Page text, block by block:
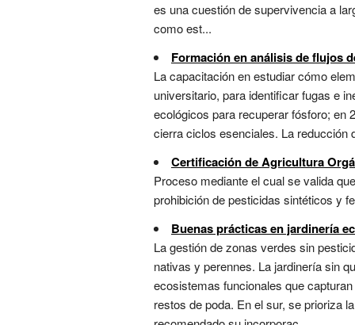
es una cuestión de supervivencia a
como est...
Formación en análisis de flujos
La capacitación en estudiar cómo
universitario, para identificar fugas e
ecológicos para recuperar fósforo; en
cierra ciclos esenciales. La reducción
Certificación de Agricultura
Proceso mediante el cual se valida
prohibición de pesticidas sintéticos y
Buenas prácticas en jardinería
La gestión de zonas verdes sin
nativas y perennes. La jardinería sin
ecosistemas funcionales que
restos de poda. En el sur, se prioriza